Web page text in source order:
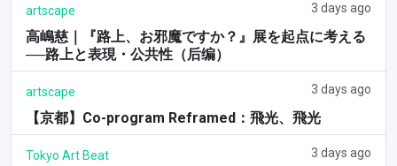
artscape 3 days ago
高嶋慈｜『路上、お邪魔ですか？』展を起点に考える
──路上と表現・公共性（后编）
artscape 3 days ago
【京都】Co-program Reframed：飛光、飛光
Tokyo Art Beat 3 days ago